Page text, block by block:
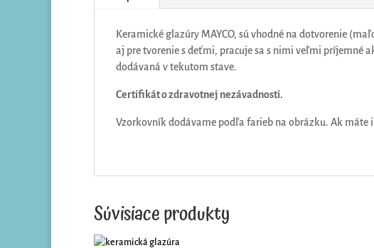
Keramické glazúry MAYCO, sú vhodné na dotvorenie
aj pre tvorenie s deťmi, pracuje sa s nimi veľmi príjemné
dodávaná v tekutom stave.
Certifikát o zdravotnej nezávadnosti.
Vzorkovník dodávame podľa farieb na obrázku. Ak máte
Súvisiace produkty